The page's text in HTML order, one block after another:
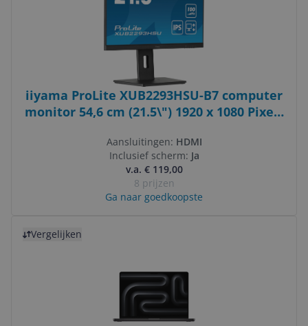
iiyama ProLite XUB2293HSU-B7 computer
monitor 54,6 cm (21.5\") 1920 x 1080 Pixels
Aansluitingen: HDMI
Inclusief scherm: Ja
v.a. € 119,00
8 prijzen
Ga naar goedkoopste
Vergelijken